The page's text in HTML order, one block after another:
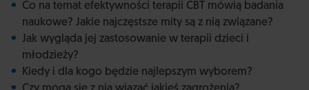
Co na temat efektywności terapii CBT mówią badania
naukowe? Jakie najczęstsze mity są z nią związane?
Jak wygląda jej zastosowanie w terapii dzieci i
młodzieży?
Kiedy i dla kogo będzie najlepszym wyborem?